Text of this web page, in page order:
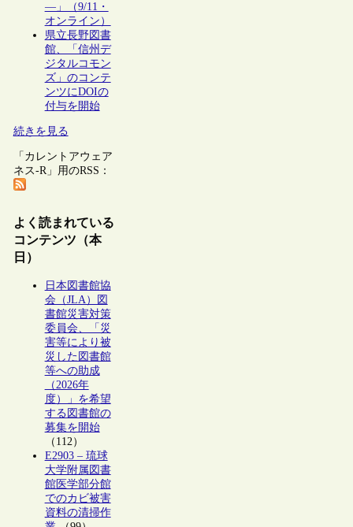
―」（9/11・
オンライン）
県立長野図書
館、「信州デ
ジタルコモン
ズ」のコンテ
ンツにDOIの
付与を開始
続きを見る
「カレントアウェア
ネス-R」用のRSS：
よく読まれている
コンテンツ（本
日）
日本図書館協
会（JLA）図
書館災害対策
委員会、「災
害等により被
災した図書館
等への助成
（2026年
度）」を希望
する図書館の
募集を開始
（112）
E2903 – 琉球
大学附属図書
館医学部分館
でのカビ被害
資料の清掃作